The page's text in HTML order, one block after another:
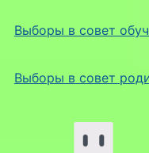
Выборы в совет
Выборы в совет